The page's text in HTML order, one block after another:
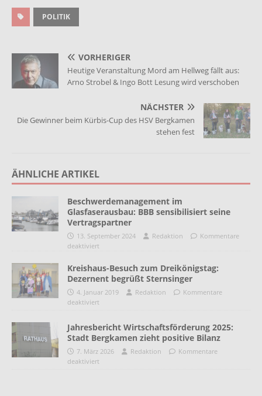
POLITIK
VORHERIGER
Heutige Veranstaltung Mord am Hellweg fällt aus:
Arno Strobel & Ingo Bott Lesung wird verschoben
NÄCHSTER
Die Gewinner beim Kürbis-Cup des HSV Bergkamen
stehen fest
ÄHNLICHE ARTIKEL
Beschwerdemanagement im
Glasfaserausbau: BBB sensibilisiert seine
Vertragspartner
13. September 2024 Redaktion
Kommentare
deaktiviert
Kreishaus-Besuch zum Dreikönigstag:
Dezernent begrüßt Sternsinger
4. Januar 2019 Redaktion
Kommentare
deaktiviert
Jahresbericht Wirtschaftsförderung 2025:
Stadt Bergkamen zieht positive Bilanz
7. März 2026 Redaktion
Kommentare
deaktiviert